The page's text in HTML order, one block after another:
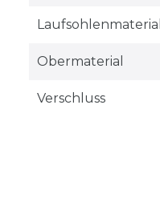
Laufsohlenmaterial
Obermaterial
Verschluss